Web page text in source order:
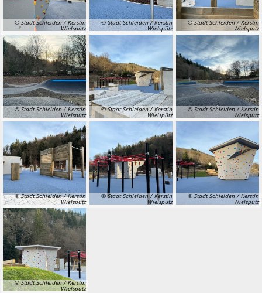
© Stadt Schleiden / Kerstin
Wielspütz
© Stadt Schleiden / Kerstin
Wielspütz
© Stadt Schleiden / Kerstin
Wielspütz
© Stadt Schleiden / Kerstin
Wielspütz
© Stadt Schleiden / Kerstin
Wielspütz
© Stadt Schleiden / Kerstin
Wielspütz
© Stadt Schleiden / Kerstin
Wielspütz
© Stadt Schleiden / Kerstin
Wielspütz
© Stadt Schleiden / Kerstin
Wielspütz
© Stadt Schleiden / Kerstin
Wielspütz